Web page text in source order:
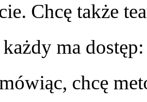
Chcę także
ma
chcę